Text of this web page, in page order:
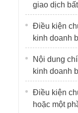
giao dịch
Điều kiện
kinh doanh
Nội dung
kinh doanh
Điều kiện
hoặc một